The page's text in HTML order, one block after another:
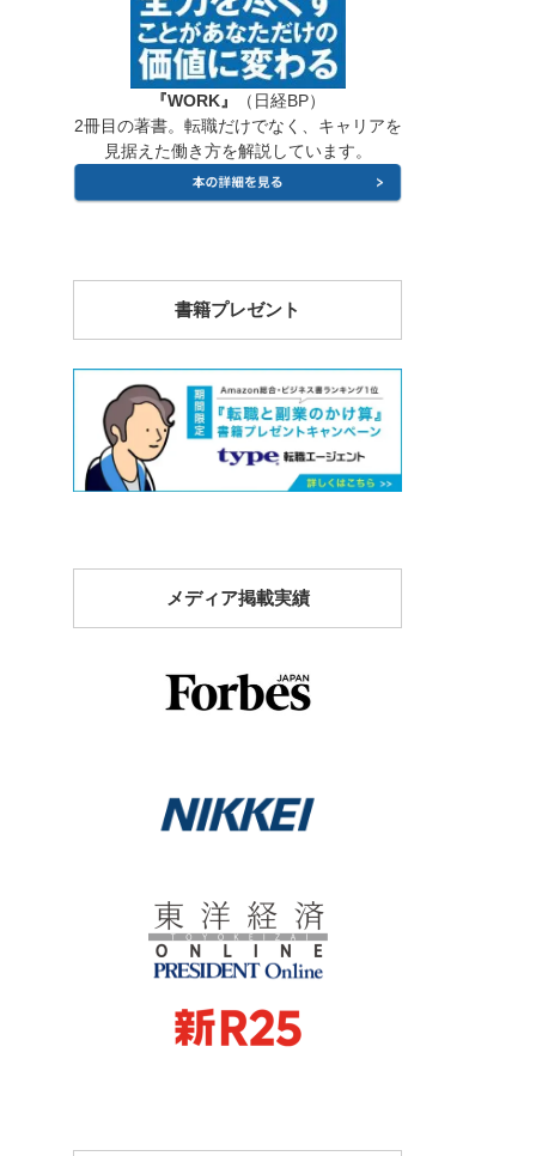
『WORK』
（日経BP）
2冊目の著書。転職だけでなく、キャリアを
見据えた働き方を解説しています。
書籍プレゼント
メディア掲載実績